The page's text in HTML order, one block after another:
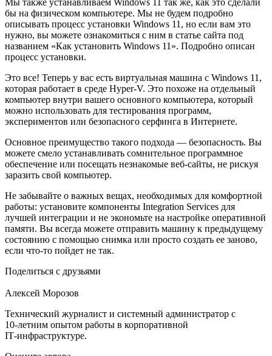
бы на физическом компьютере. Мы не будем подробно
описывать процесс установки Windows 11, но если вам это
нужно, вы можете ознакомиться с ним в статье сайта под
названием «Как установить Windows 11». Подробно описан
процесс установки.
Это все! Теперь у вас есть виртуальная машина с Windows 11,
которая работает в среде Hyper-V. Это похоже на отдельный
компьютер внутри вашего основного компьютера, который
можно использовать для тестирования программ,
экспериментов или безопасного серфинга в Интернете.
Основное преимущество такого подхода — безопасность. Вы
можете смело устанавливать сомнительное программное
обеспечение или посещать незнакомые веб-сайты, не рискуя
заразить свой компьютер.
Не забывайте о важных вещах, необходимых для комфортной
работы: установите компоненты Integration Services для
лучшей интеграции и не экономьте на настройке оперативной
памяти. Вы всегда можете отправить машину к предыдущему
состоянию с помощью снимка или просто создать ее заново,
если что-то пойдет не так.
Поделиться с друзьями
Алексей Морозов
Технический журналист и системный администратор с
10‑летним опытом работы в корпоративной
IT‑инфраструктуре.